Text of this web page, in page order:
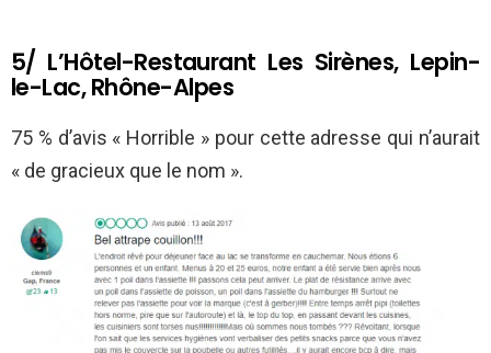
5/ L’Hôtel-Restaurant Les Sirènes, Lepin-
le-Lac, Rhône-Alpes
75 % d’avis « Horrible » pour cette adresse qui n’aurait
« de gracieux que le nom ».